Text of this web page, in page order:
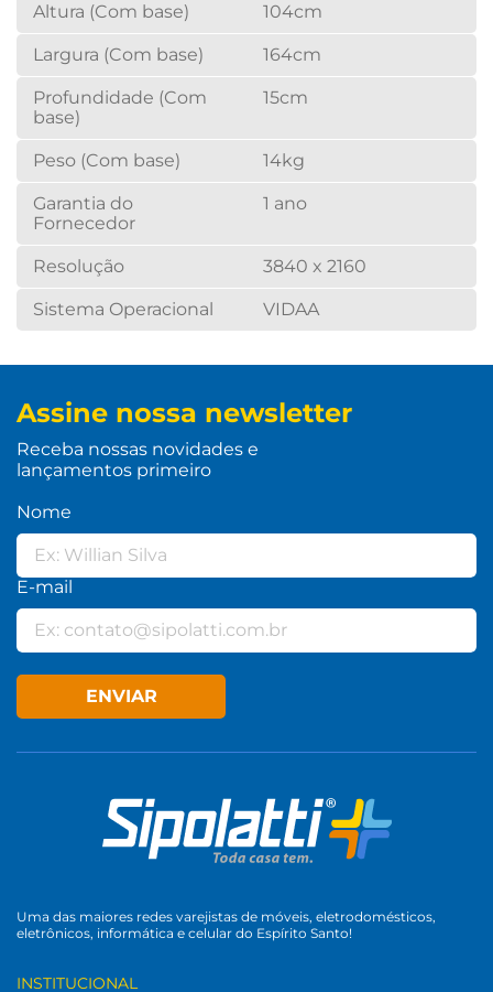
Altura (Com base) 104cm
Largura (Com base) 164cm
Profundidade (Com
base)
15cm
Peso (Com base) 14kg
Garantia do
Fornecedor
1 ano
Resolução 3840 x 2160
Sistema Operacional VIDAA
Assine nossa newsletter
Receba nossas novidades e
lançamentos primeiro
Nome
E-mail
ENVIAR
Uma das maiores redes varejistas de móveis, eletrodomésticos,
eletrônicos, informática e celular do Espírito Santo!
INSTITUCIONAL